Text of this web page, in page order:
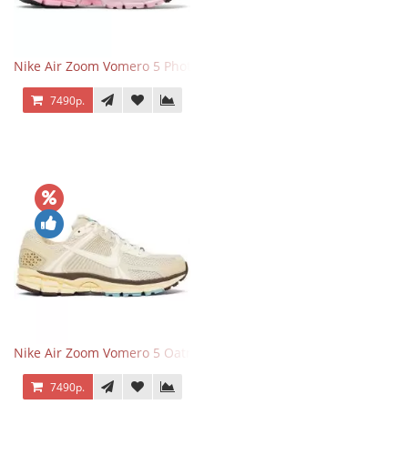
Nike Air Zoom Vomero 5 Photon Dust Pink Foam
7490р.
Nike Air Zoom Vomero 5 Oatmeal
7490р.